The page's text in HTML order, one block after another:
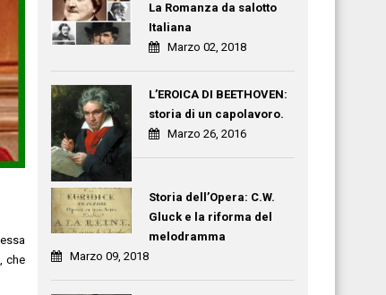
che
La Romanza da salotto
Italiana
Marzo 02, 2018
L’EROICA DI BEETHOVEN:
storia di un capolavoro.
Marzo 26, 2016
Storia dell’Opera: C.W.
Gluck e la riforma del
melodramma
Marzo 09, 2018